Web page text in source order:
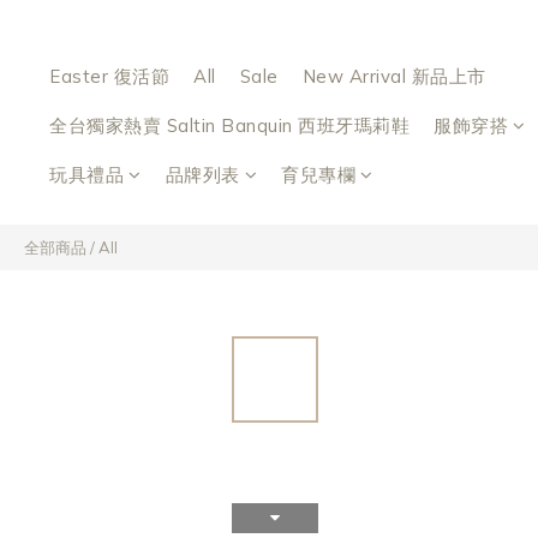
Easter 復活節 All Sale New Arrival 新品上市
全台獨家熱賣 Saltin Banquin 西班牙瑪莉鞋 服飾穿搭
玩具禮品 品牌列表 育兒專欄
全部商品 / All